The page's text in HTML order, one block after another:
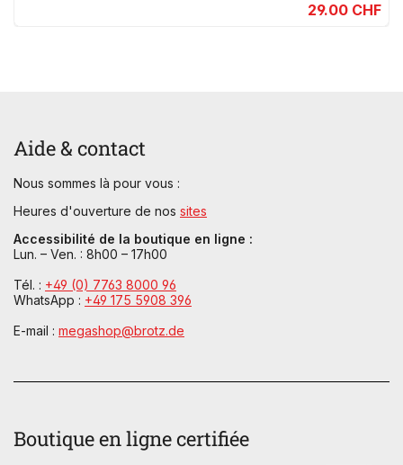
29.00 CHF
Aide & contact
Nous sommes là pour vous :
Heures d'ouverture de nos sites
Accessibilité de la boutique en ligne :
Lun. – Ven. : 8h00 – 17h00
Tél. : +49 (0) 7763 8000 96
WhatsApp : +49 175 5908 396
E-mail : megashop@brotz.de
Boutique en ligne certifiée